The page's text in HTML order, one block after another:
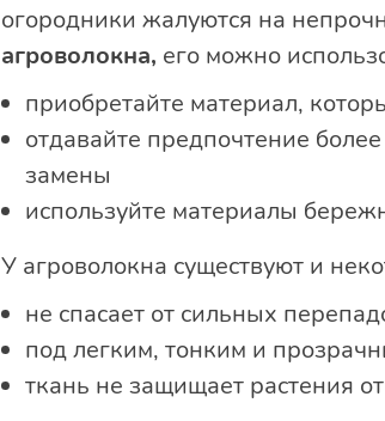
огородники жалуются на
агроволокна, его можно
приобретайте материал,
отдавайте предпочтение
замены
используйте материалы
У агроволокна существуют и
не спасает от сильных
под легким, тонким и
ткань не защищает растения